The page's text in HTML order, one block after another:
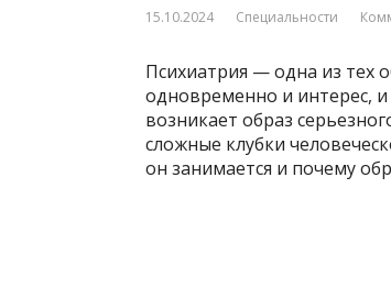
15.10.2024 Специальности
Психиатрия — одна из тех
одновременно и интерес, и
возникает образ
сложные клубки
он занимается и почему